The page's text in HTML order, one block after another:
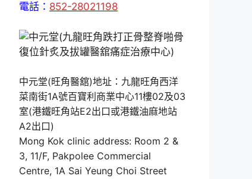
電話： 852-28021198
中元堂(旺角醫舘)地址：九龍旺角西洋
菜南街1A號百寶利商業中心11樓02及03
室(港鐵旺角站E2出口或港鐵油麻地站
A2出口)
Mong Kok clinic address: Room 2 &
3, 11/F, Pakpolee Commercial
Centre, 1A Sai Yeung Choi Street